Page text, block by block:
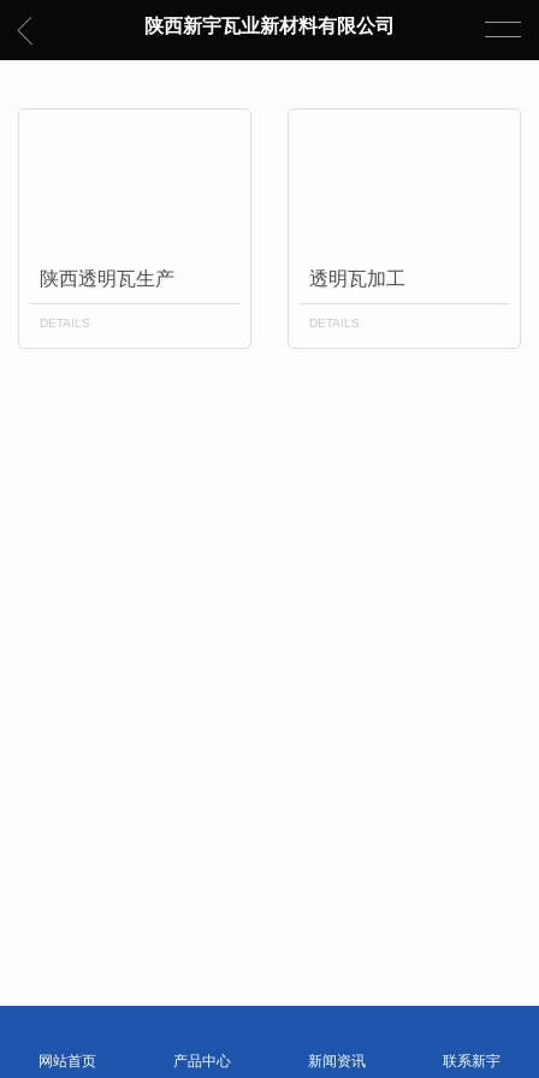
陕西新宇瓦业新材料有限公司
陕西透明瓦生产
DETAILS
透明瓦加工
DETAILS
网站首页 产品中心 新闻资讯 联系新宇